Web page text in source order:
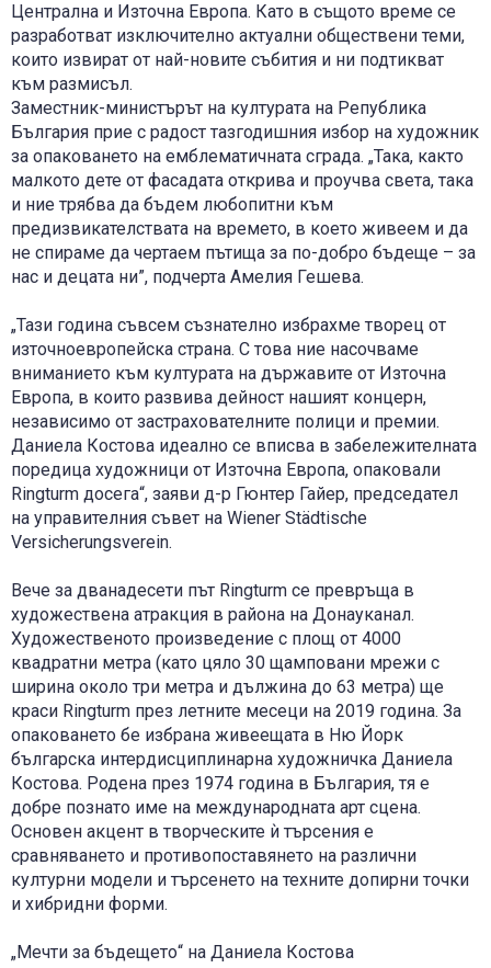
Централна и Източна Европа. Като в същото време се
разработват изключително актуални обществени теми,
които извират от най-новите събития и ни подтикват
към размисъл.
Заместник-министърът на културата на Република
България прие с радост тазгодишния избор на художник
за опаковането на емблематичната сграда. „Така, както
малкото дете от фасадата открива и проучва света, така
и ние трябва да бъдем любопитни към
предизвикателствата на времето, в което живеем и да
не спираме да чертаем пътища за по-добро бъдеще – за
нас и децата ни”, подчерта Амелия Гешева.
„Тази година съвсем съзнателно избрахме творец от
източноевропейска страна. С това ние насочваме
вниманието към културата на държавите от Източна
Европа, в които развива дейност нашият концерн,
независимо от застрахователните полици и премии.
Даниела Костова идеално се вписва в забележителната
поредица художници от Източна Европа, опаковали
Ringturm досега“, заяви д-р Гюнтер Гайер, председател
на управителния съвет на Wiener Städtische
Versicherungsverein.
Вече за дванадесети път Ringturm се превръща в
художествена атракция в района на Донауканал.
Художественото произведение с площ от 4000
квадратни метра (като цяло 30 щамповани мрежи с
ширина около три метра и дължина до 63 метра) ще
краси Ringturm през летните месеци на 2019 година. За
опаковането бе избрана живеещата в Ню Йорк
българска интердисциплинарна художничка Даниела
Костова. Родена през 1974 година в България, тя е
добре познато име на международната арт сцена.
Основен акцент в творческите ѝ търсения е
сравняването и противопоставянето на различни
културни модели и търсенето на техните допирни точки
и хибридни форми.
„Мечти за бъдещето“ на Даниела Костова